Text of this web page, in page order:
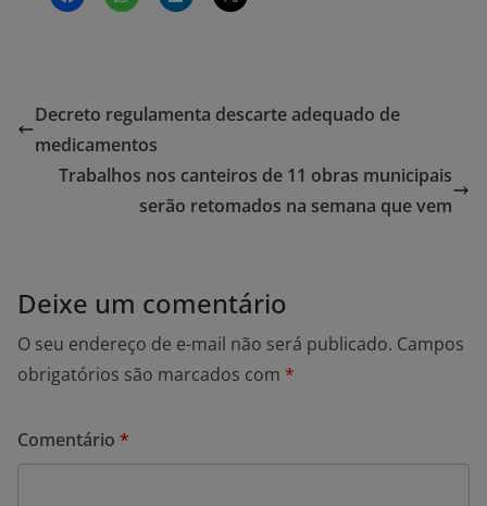
Decreto regulamenta descarte adequado de
medicamentos
Trabalhos nos canteiros de 11 obras municipais
serão retomados na semana que vem
Deixe um comentário
O seu endereço de e-mail não será publicado. Campos
obrigatórios são marcados com *
Comentário *